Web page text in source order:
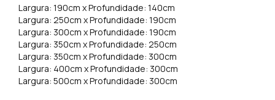
Largura: 190cm x Profundidade: 140cm
Largura: 250cm x Profundidade: 190cm
Largura: 300cm x Profundidade: 190cm
Largura: 350cm x Profundidade: 250cm
Largura: 350cm x Profundidade: 300cm
Largura: 400cm x Profundidade: 300cm
Largura: 500cm x Profundidade: 300cm